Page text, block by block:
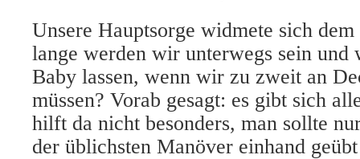
Unsere Hauptsorge widmete sich
lange werden wir unterwegs sein und
Baby lassen, wenn wir zu zweit an
müssen? Vorab gesagt: es gibt sich
hilft da nicht besonders, man sollte
der üblichsten Manöver einhand